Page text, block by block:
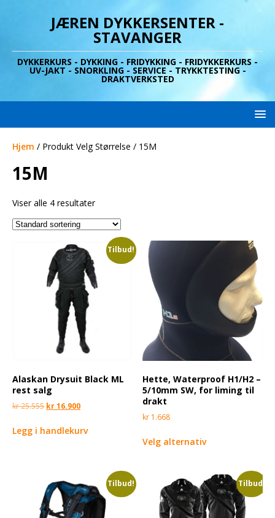
JÆREN DYKKERSENTER -
STAVANGER
DYKKERKURS - DYKKING - FRIDYKKING - FRIDYKKERKURS -
UV-JAKT - SNORKLING - SERVICE - TRYKKTESTING -
DRAKTVERKSTED
Hjem / Produkt Velg Størrelse / 15M
15M
Viser alle 4 resultater
Tilbud!
Alaskan Drysuit Black ML
rest salg
kr25.555 kr16.900
Legg i handlekurv
Hette, Waterproof H1/H2 –
5/10mm SW, for liming til
drakt
kr 1.668
Velg alternativ
Tilbud! Tilbud!